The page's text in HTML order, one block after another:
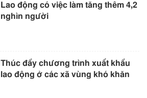
Lao động có việc làm tăng thêm 4,2
nghìn người
Thúc đẩy chương trình xuất khẩu
lao động ở các xã vùng khó khăn